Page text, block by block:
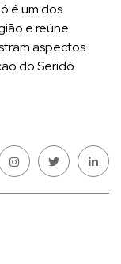
é um dos
e reúne
aspectos
do Seridó